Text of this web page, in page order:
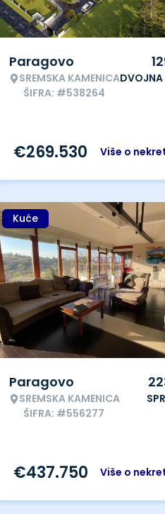
Paragovo
SREMSKA KAMENICA
ŠIFRA: #538264
DVOJNA
Više o
€269.530
Kuće
Paragovo
SREMSKA KAMENICA
ŠIFRA: #556277
Više o
€437.750